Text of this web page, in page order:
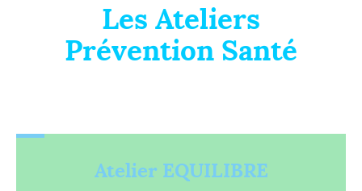
Les Ateliers
Prévention Santé
Atelier EQUILIBRE